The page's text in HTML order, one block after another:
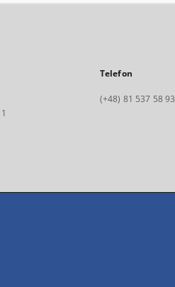
Telefon
(+48) 81 537 58 93